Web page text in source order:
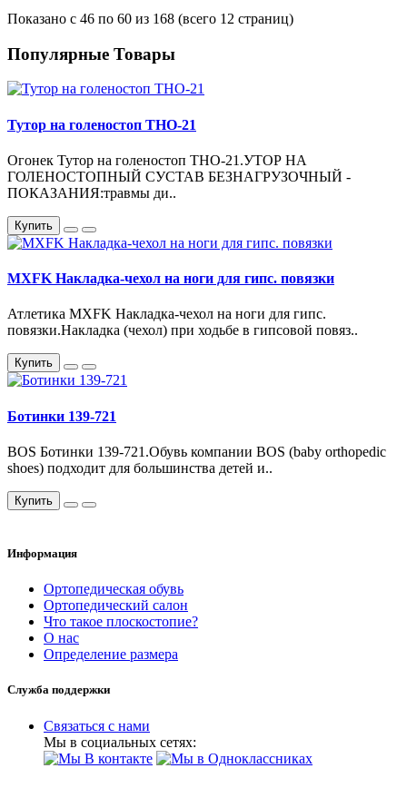
Показано с 46 по 60 из 168 (всего 12 страниц)
Популярные Товары
Тутор на голеностоп ТНО-21
Огонек Тутор на голеностоп ТНО-21.УТОР НА
ГОЛЕНОСТОПНЫЙ СУСТАВ БЕЗНАГРУЗОЧНЫЙ -
ПОКАЗАНИЯ:травмы ди..
Купить
MXFK Накладка-чехол на ноги для гипс. повязки
Атлетика MXFK Накладка-чехол на ноги для гипс.
повязки.Накладка (чехол) при ходьбе в гипсовой повяз..
Купить
Ботинки 139-721
BOS Ботинки 139-721.Обувь компании BOS (baby orthopedic
shoes) подходит для большинства детей и..
Купить
Информация
Ортопедическая обувь
Ортопедический салон
Что такое плоскостопие?
О нас
Определение размера
Служба поддержки
Связаться с нами
Мы в социальных сетях: